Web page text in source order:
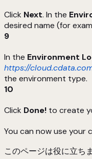
Click Next. In the
desired name (for
9
In the Environment
https://
the environment type.
10
Click Done! to create
You can now use your
このページは役に立ち